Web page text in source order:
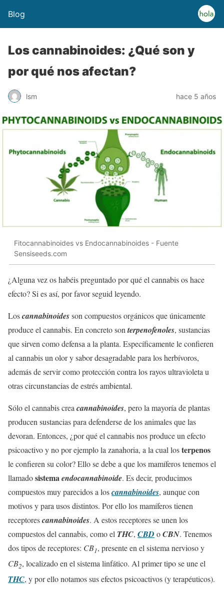
Blog
Los cannabinoides: ¿Qué son y
por qué nos afectan?
lsm hace 5 años
Fitocannabinoides vs Endocannabinoides - Fuente
Sensiseeds.com
¿Alguna vez os habéis preguntado por qué el cannabis os hace
efecto? Si es así, por favor seguid leyendo.
Loscannabinoidesson compuestos orgánicos que únicamente
produce el cannabis. En concreto sonterpenofenoles, sustancias
que sirven como defensa a la planta. Específicamente le confieren
al cannabis un olor y sabor desagradable para los herbívoros,
además de servir como protección contra los rayos ultravioleta u
otras circunstancias de estrés ambiental.
Sólo el cannabis crea cannabinoides, pero la mayoría de plantas
producen sustancias para defenderse de los animales que las
devoran. Entonces, ¿por qué el cannabis nos produce un efecto
psicoactivo y no por ejemplo la zanahoria, a la cual losterpenos
le confieren su color? Ello se debe a que los mamíferos tenemos el
llamadosistemaendocannabinoide. Es decir, producimos
compuestos muy parecidos a loscannabinoides, aunque con
motivos y para usos distintos. Por ello los mamíferos tienen
receptorescannabinoides. A estos receptores se unen los
compuestos del cannabis, como el THC, CBD oCBN. Tenemos
dos tipos de receptores: CB1, presente en el sistema nervioso y
CB2, localizado en el sistema linfático. Al primer tipo se une el
THC, y por ello notamos sus efectos psicoactivos (y terapéuticos).